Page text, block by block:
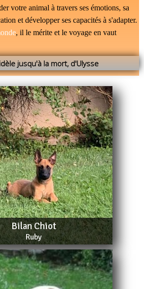
votre animal à travers ses émotions, sa
et développer ses capacités à s'adapter.
, il le mérite et le voyage en vaut
jusqu'à la mort, d'Ulysse
Bilan Chiot
Ruby